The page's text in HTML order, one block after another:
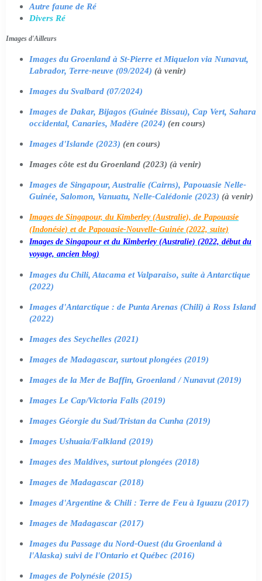
Autre faune de Ré
Divers Ré
Images d'Ailleurs
Images du Groenland à St-Pierre et Miquelon via Nunavut,
Labrador, Terre-neuve (09/2024) (à venir)
Images du Svalbard (07/2024)
Images de Dakar, Bijagos (Guinée Bissau), Cap Vert, Sahara
occidental, Canaries, Madère (2024) (en cours)
Images d'Islande (2023) (en cours)
Images côte est du Groenland (2023) (à venir)
Images de Singapour, Australie (Cairns), Papouasie Nelle-
Guinée, Salomon, Vanuatu, Nelle-Calédonie (2023) (à venir)
Images de Singapour, du Kimberley (Australie), de Papouasie
(Indonésie) et de Papouasie-Nouvelle-Guinée (2022, suite)
Images de Singapour et du Kimberley (Australie) (2022, début du
voyage, ancien blog)
Images du Chili, Atacama et Valparaiso, suite à Antarctique
(2022)
Images d'Antarctique : de Punta Arenas (Chili) à Ross Island
(2022)
Images des Seychelles (2021)
Images de Madagascar, surtout plongées (2019)
Images de la Mer de Baffin, Groenland / Nunavut (2019)
Images Le Cap/Victoria Falls (2019)
Images Géorgie du Sud/Tristan da Cunha (2019)
Images Ushuaia/Falkland (2019)
Images des Maldives, surtout plongées (2018)
Images de Madagascar (2018)
Images d'Argentine & Chili : Terre de Feu à Iguazu (2017)
Images de Madagascar (2017)
Images du Passage du Nord-Ouest (du Groenland à
l'Alaska) suivi de l'Ontario et Québec (2016)
Images de Polynésie (2015)